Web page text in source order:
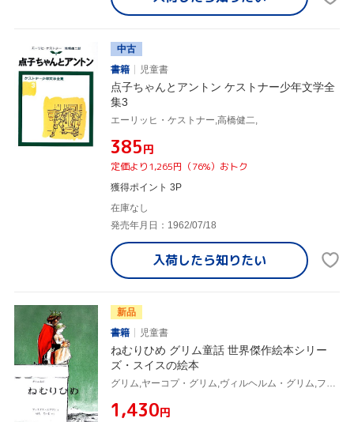
中古
書籍
児童書
点子ちゃんとアントン ケストナー少年文学全
集3
エーリッヒ・ケストナー,高橋健二,
¥385円
定価より1,265円（76%）おトク
獲得ポイント 3P
在庫なし
発売年月日：1962/07/18
入荷したら知りたい
新品
書籍
児童書
ねむりひめ グリム童話 世界傑作絵本シリー
ズ・スイスの絵本
¥1,430円